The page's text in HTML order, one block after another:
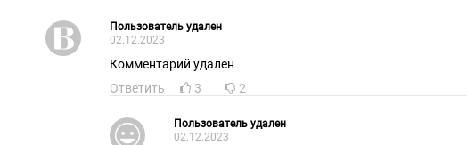
Пользователь удален
02.12.2023
Комментарий удален
Ответить
3 2
Пользователь удален
02.12.2023